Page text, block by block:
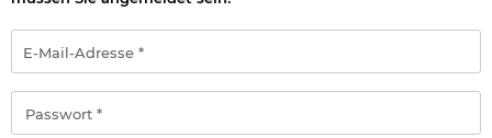
Mail-
Adresse
*